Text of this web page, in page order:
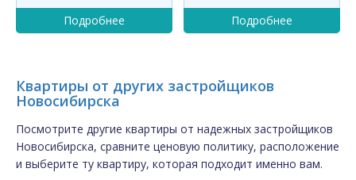
Квартиры от других застройщиков
Новосибирска
Посмотрите другие квартиры от надежных застройщиков
Новосибирска, сравните ценовую политику, расположение
и выберите ту квартиру, которая подходит именно вам.